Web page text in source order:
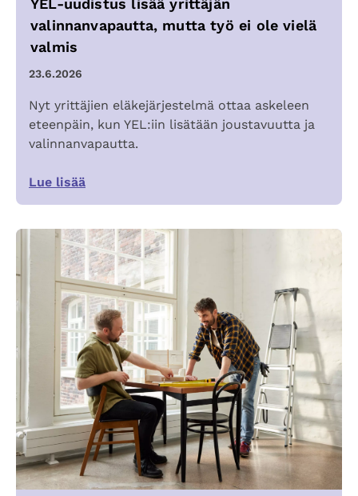
YEL-uudistus lisää yrittäjän
valinnanvapautta, mutta työ ei ole vielä
valmis
23.6.2026
Nyt yrittäjien eläkejärjestelmä ottaa askeleen
eteenpäin, kun YEL:iin lisätään joustavuutta ja
valinnanvapautta.
Lue lisää